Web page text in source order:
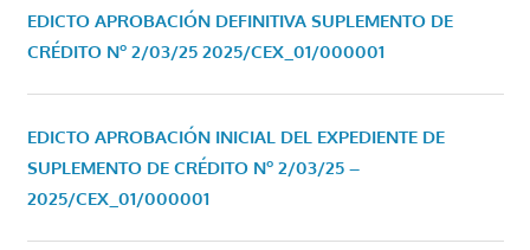
EDICTO APROBACIÓN DEFINITIVA SUPLEMENTO DE
CRÉDITO Nº 2/03/25 2025/CEX_01/000001
EDICTO APROBACIÓN INICIAL DEL EXPEDIENTE DE
SUPLEMENTO DE CRÉDITO Nº 2/03/25 –
2025/CEX_01/000001